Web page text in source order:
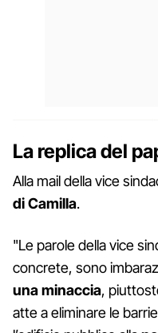
La replica del
Alla mail della vice
di Camilla.
"Le parole della vice
concrete, sono
una minaccia,
atte a eliminare le